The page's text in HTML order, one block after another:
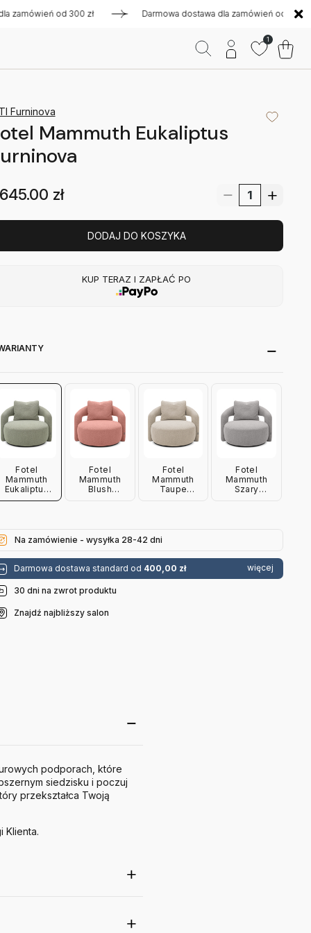
od 300 zł Darmowa dostawa dla zamówień od 300 zł
1
Furninova
Mammuth Eukaliptus
zł
DODAJ DO KOSZYKA
KUP TERAZ I ZAPŁAĆ PO
Fotel
Mammuth
Eukaliptus
Furninova
Fotel
Mammuth
Blush
Fotel
Mammuth
Taupe
Fotel
Mammuth
Szary
Na zamówienie - wysyłka 28-42 dni
Darmowa dostawa standard od 400,00 zł więcej
30 dni na zwrot produktu
Znajdź najbliższy salon
podporach, które
siedzisku i poczuj
przekształca Twoją
Klienta.